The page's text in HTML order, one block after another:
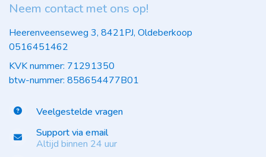
Neem contact met ons op!
Heerenveenseweg 3, 8421PJ, Oldeberkoop
0516451462
KVK nummer: 71291350
btw-nummer: 858654477B01
Veelgestelde vragen
Support via email
Altijd binnen 24 uur